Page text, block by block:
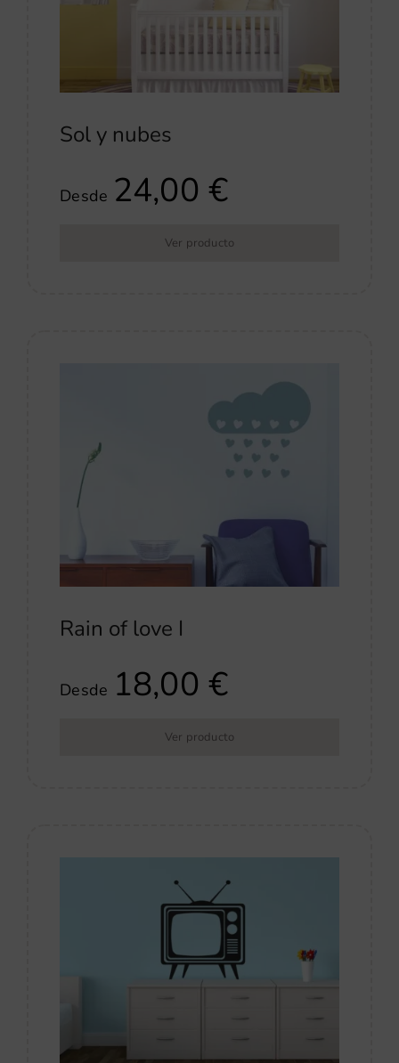
Sol y nubes
Desde 24,00€
Ver producto
Rain of love I
Desde 18,00€
Ver producto